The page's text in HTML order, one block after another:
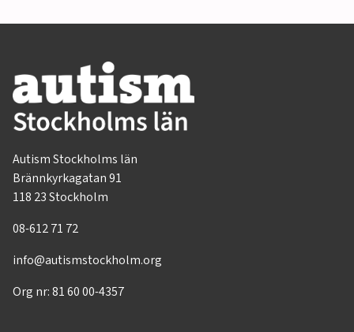
Autism Stockholms län
Brännkyrkagatan 91
118 23 Stockholm
08-612 71 72
info@autismstockholm.org
Org nr: 81 60 00-4357